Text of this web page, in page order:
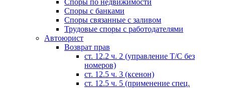
Cпоры по недвижимости
Споры с банками
Споры связанные с заливом
Трудовые споры с работодателями
Автоюрист
Возврат прав
ст. 12.2 ч. 2 (управление Т/С без
номеров)
ст. 12.5 ч. 3 (ксенон)
ст. 12.5 ч. 5 (применение спец.